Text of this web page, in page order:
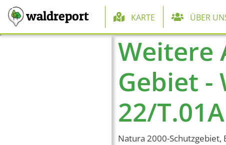
waldreport KARTE ÜBER
Weitere
Gebiet -
22/T.01A
Natura 2000-Schutzgebiet,